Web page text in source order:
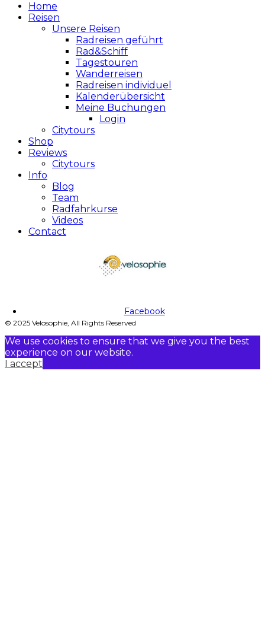
Home
Reisen
Unsere Reisen
Radreisen geführt
Rad&Schiff
Tagestouren
Wanderreisen
Radreisen individuel
Kalenderübersicht
Meine Buchungen
Login
Citytours
Shop
Reviews
Citytours
Info
Blog
Team
Radfahrkurse
Videos
Contact
Facebook
© 2025 Velosophie, All Rights Reserved
We use cookies to ensure that we give you the best
experience on our website.
I accept